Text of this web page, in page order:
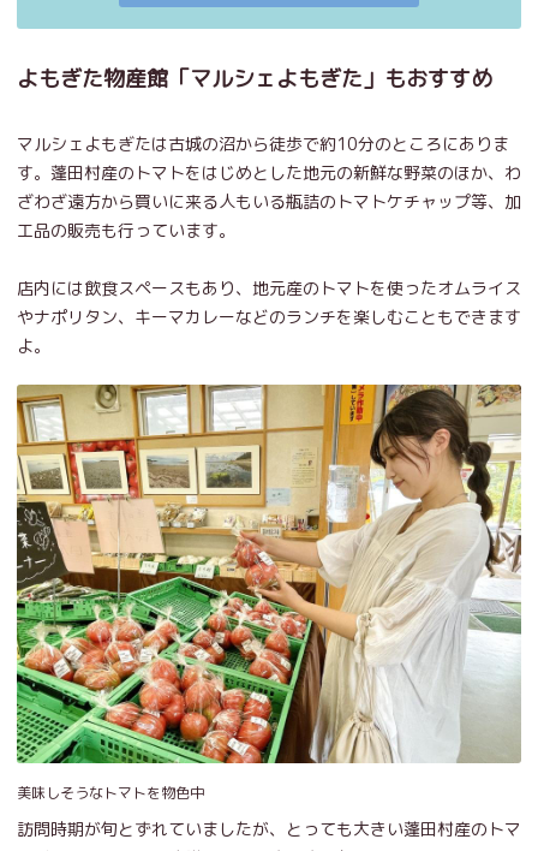
よもぎた物産館「マルシェよもぎた」もおすすめ
マルシェよもぎたは古城の沼から徒歩で約10分のところにありま
す。蓬田村産のトマトをはじめとした地元の新鮮な野菜のほか、わ
ざわざ遠方から買いに来る人もいる瓶詰のトマトケチャップ等、加
工品の販売も行っています。
店内には飲食スペースもあり、地元産のトマトを使ったオムライス
やナポリタン、キーマカレーなどのランチを楽しむこともできます
よ。
美味しそうなトマトを物色中
訪問時期が旬とずれていましたが、とっても大きい蓬田村産のトマ